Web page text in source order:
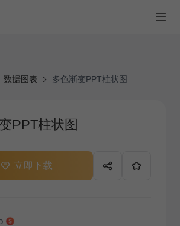
数据图表 多色渐变PPT柱状图
PPT柱状图
立即下载